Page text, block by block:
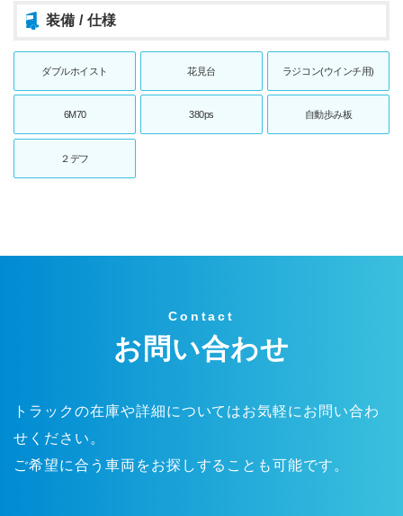
装備 / 仕様
ダブルホイスト 花見台 ラジコン(ウインチ用)
6M70 380ps 自動歩み板
２デフ
Contact
お問い合わせ
トラックの在庫や詳細についてはお気軽にお問い合わ
せください。
ご希望に合う車両をお探しすることも可能です。